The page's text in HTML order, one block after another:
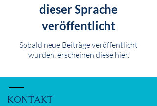
dieser Sprache
veröffentlicht
Sobald neue Beiträge veröffentlicht
wurden, erscheinen diese hier.
KONTAKT